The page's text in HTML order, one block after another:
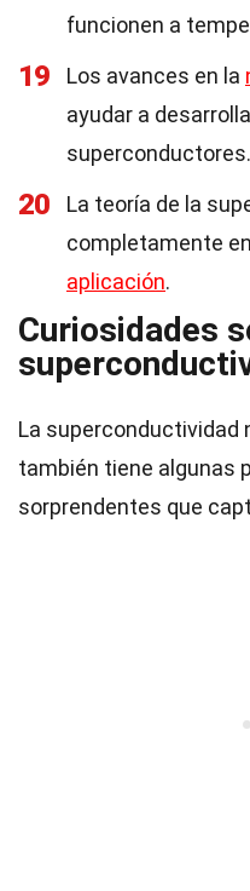
funcionen a
19 Los avances en la
ayudar a
superconductores.
20
La teoría de la
completamente
aplicación.
Curiosidades
La superconductividad
también tiene algunas
sorprendentes que